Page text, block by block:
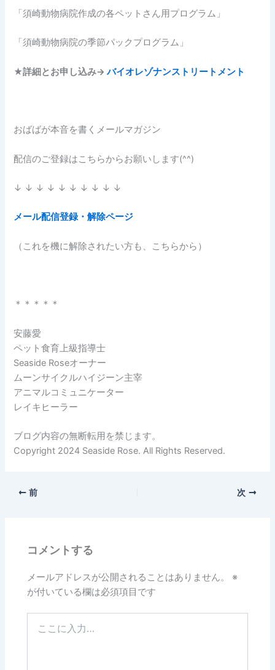
「須崎動物病院作成の各ペットさん用プログラム」
「須崎動物病院の季節パックプログラム」
★詳細とお申し込み→バイオレゾナンストリートメント
おばばが本音を書くメールマガジン
配信のご登録はこちらからお願いします(^^)
↓ ↓ ↓ ↓ ↓ ↓ ↓ ↓ ↓ ↓
メール配信登録・解除ページ
（これを機に解除されたい方も、こちらから）
＊＊＊＊＊
安藤愛
ペット食育上級指導士
Seaside Roseオーナー
ムーンサイクルハイジーン主宰
アニマルコミュニケーター
レイキヒーラー
ブログ内容の無断転用を禁じます。
Copyright 2024 Seaside Rose. All Rights Reserved.
前 次
コメントする
メールアドレスが公開されることはありません。
※
が付いている欄は必須項目です